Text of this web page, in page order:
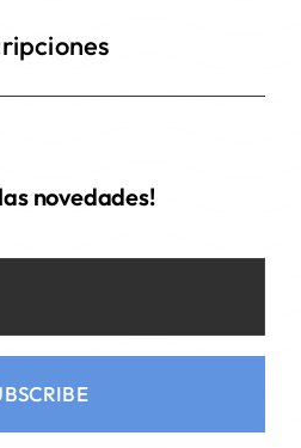
novedades!